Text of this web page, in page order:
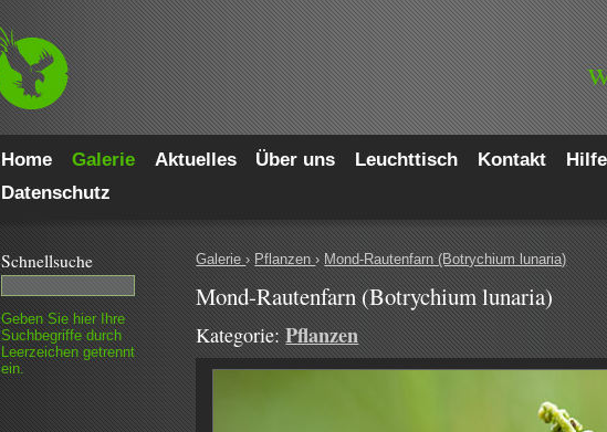
Home Galerie Aktuelles Über uns Leuchttisch Kontakt Hilfe
Datenschutz
Schnell­suche
Geben Sie hier Ihre
Such­begriffe durch
Leer­zeichen getrennt
ein.
Galerie› Pflanzen›Mond-Rautenfarn (Botrychium lunaria)
Mond-Rautenfarn (Botrychium lunaria)
Kategorie:Pflanzen